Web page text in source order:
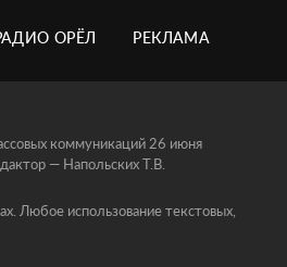
ОРЁЛ РЕКЛАМА
коммуникаций 26 июня
— Напольских Т.В.
Любое использование текстовых,